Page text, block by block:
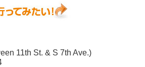
11th St. & S 7th Ave.)